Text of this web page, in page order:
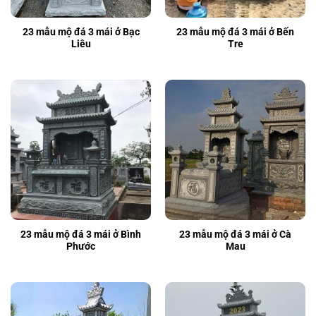
23 mẫu mộ đá 3 mái ở Bạc
Liêu
23 mẫu mộ đá 3 mái ở Bến
Tre
23 mẫu mộ đá 3 mái ở Bình
Phước
23 mẫu mộ đá 3 mái ở Cà
Mau